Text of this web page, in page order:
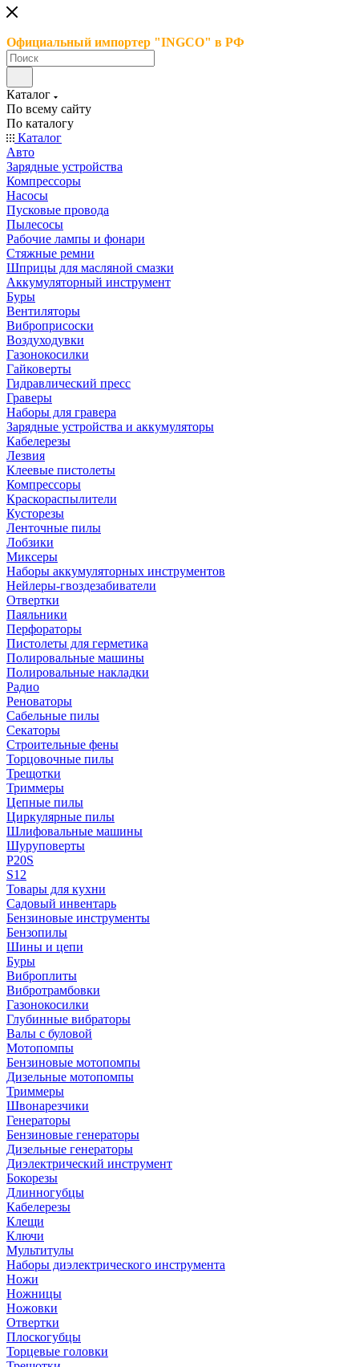
Официальный импортер "INGCO" в РФ
Каталог
По всему сайту
По каталогу
Каталог
Авто
Зарядные устройства
Компрессоры
Насосы
Пусковые провода
Пылесосы
Рабочие лампы и фонари
Стяжные ремни
Шприцы для масляной смазки
Аккумуляторный инструмент
Буры
Вентиляторы
Виброприсоски
Воздуходувки
Газонокосилки
Гайковерты
Гидравлический пресс
Граверы
Наборы для гравера
Зарядные устройства и аккумуляторы
Кабелерезы
Лезвия
Клеевые пистолеты
Компрессоры
Краскораспылители
Кусторезы
Ленточные пилы
Лобзики
Миксеры
Наборы аккумуляторных инструментов
Нейлеры-гвоздезабиватели
Отвертки
Паяльники
Перфораторы
Пистолеты для герметика
Полировальные машины
Полировальные накладки
Радио
Реноваторы
Сабельные пилы
Секаторы
Строительные фены
Торцовочные пилы
Трещотки
Триммеры
Цепные пилы
Циркулярные пилы
Шлифовальные машины
Шуруповерты
P20S
S12
Товары для кухни
Садовый инвентарь
Бензиновые инструменты
Бензопилы
Шины и цепи
Буры
Виброплиты
Вибротрамбовки
Газонокосилки
Глубинные вибраторы
Валы с буловой
Мотопомпы
Бензиновые мотопомпы
Дизельные мотопомпы
Триммеры
Швонарезчики
Генераторы
Бензиновые генераторы
Дизельные генераторы
Диэлектрический инструмент
Бокорезы
Длинногубцы
Кабелерезы
Клещи
Ключи
Мультитулы
Наборы диэлектрического инструмента
Ножи
Ножницы
Ножовки
Отвертки
Плоскогубцы
Торцевые головки